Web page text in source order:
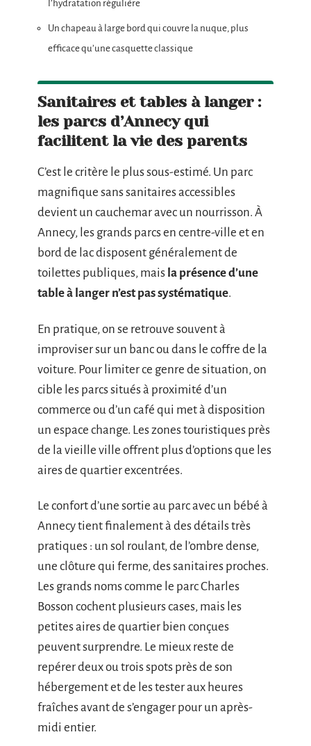
l’hydratation régulière
Un chapeau à large bord qui couvre la nuque, plus
efficace qu’une casquette classique
Sanitaires et tables à langer :
les parcs d’Annecy qui
facilitent la vie des parents
C’est le critère le plus sous-estimé. Un parc
magnifique sans sanitaires accessibles
devient un cauchemar avec un nourrisson. À
Annecy, les grands parcs en centre-ville et en
bord de lac disposent généralement de
toilettes publiques, mais la présence d’une
table à langer n’est pas systématique.
En pratique, on se retrouve souvent à
improviser sur un banc ou dans le coffre de la
voiture. Pour limiter ce genre de situation, on
cible les parcs situés à proximité d’un
commerce ou d’un café qui met à disposition
un espace change. Les zones touristiques près
de la vieille ville offrent plus d’options que les
aires de quartier excentrées.
Le confort d’une sortie au parc avec un bébé à
Annecy tient finalement à des détails très
pratiques : un sol roulant, de l’ombre dense,
une clôture qui ferme, des sanitaires proches.
Les grands noms comme le parc Charles
Bosson cochent plusieurs cases, mais les
petites aires de quartier bien conçues
peuvent surprendre. Le mieux reste de
repérer deux ou trois spots près de son
hébergement et de les tester aux heures
fraîches avant de s’engager pour un après-
midi entier.